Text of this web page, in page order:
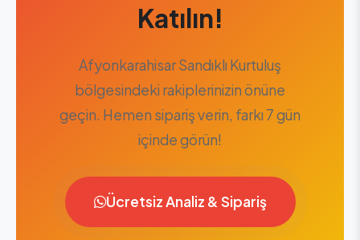
Katılın!
Afyonkarahisar Sandıklı Kurtuluş
bölgesindeki rakiplerinizin önüne
geçin. Hemen sipariş verin, farkı 7 gün
içinde görün!
Ücretsiz Analiz & Sipariş